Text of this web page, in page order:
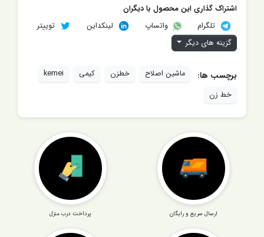
اشتراک گذاری این محصول با دیگران
تلگرام
واتساپ لینکداین
توییتر
گزینه های دیگر
برچسب ها: ماشین اصلاح خطزن کیمی
kemei
خط زن
ارسال سریع و رایگان پرداخت درب منزل